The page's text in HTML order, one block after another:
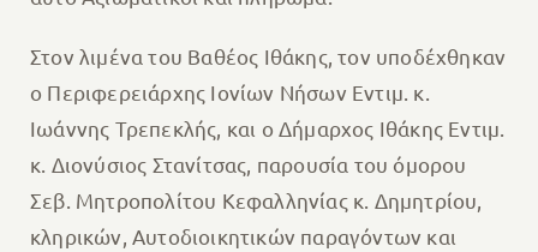
Στον λιμένα του Βαθέος Ιθάκης, τον υποδέχθηκαν
ο Περιφερειάρχης Ιονίων Νήσων Εντιμ. κ.
Ιωάννης Τρεπεκλής, και ο Δήμαρχος Ιθάκης Εντιμ.
κ. Διονύσιος Στανίτσας, παρουσία του όμορου
Σεβ. Μητροπολίτου Κεφαλληνίας κ. Δημητρίου,
κληρικών, Αυτοδιοικητικών παραγόντων και